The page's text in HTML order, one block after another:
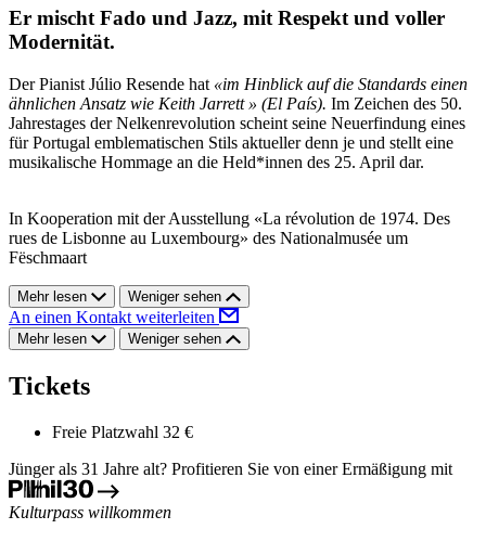
Er mischt Fado und Jazz, mit Respekt und voller
Modernität.
Der Pianist Júlio Resende hat «im Hinblick auf die Standards einen
ähnlichen Ansatz wie Keith Jarrett » (El País). Im Zeichen des 50.
Jahrestages der Nelkenrevolution scheint seine Neuerfindung eines
für Portugal emblematischen Stils aktueller denn je und stellt eine
musikalische Hommage an die Held*innen des 25. April dar.
In Kooperation mit der Ausstellung «La révolution de 1974. Des
rues de Lisbonne au Luxembourg» des Nationalmusée um
Fëschmaart
Mehr lesen Weniger sehen
An einen Kontakt weiterleiten
Mehr lesen Weniger sehen
Tickets
Freie Platzwahl 32 €
Jünger als 31 Jahre alt? Profitieren Sie von einer Ermäßigung mit
Kulturpass willkommen